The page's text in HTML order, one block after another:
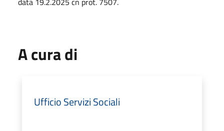
A cura di
Ufficio Servizi Sociali